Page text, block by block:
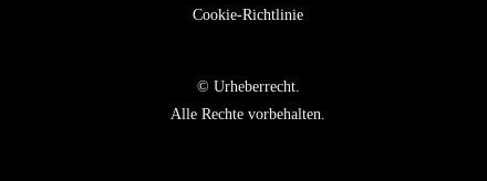
Cookie-Richtlinie
© Urheberrecht.
Alle Rechte vorbehalten.